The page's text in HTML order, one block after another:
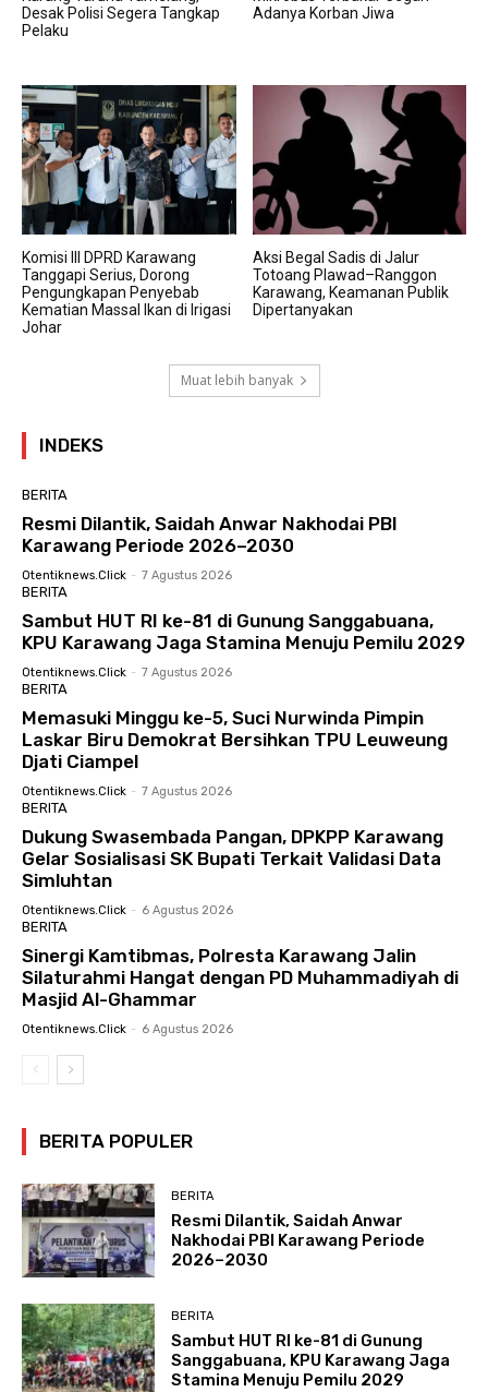
Desak Polisi Segera Tangkap
Pelaku
Adanya Korban Jiwa
Komisi III DPRD Karawang
Tanggapi Serius, Dorong
Pengungkapan Penyebab
Kematian Massal Ikan di Irigasi
Johar
Aksi Begal Sadis di Jalur
Totoang Plawad–Ranggon
Karawang, Keamanan Publik
Dipertanyakan
Muat lebih banyak
INDEKS
BERITA
Resmi Dilantik, Saidah Anwar Nakhodai PBI
Karawang Periode 2026–2030
Otentiknews.click - 7 Agustus 2026
BERITA
Sambut HUT RI ke-81 di Gunung Sanggabuana,
KPU Karawang Jaga Stamina Menuju Pemilu 2029
Otentiknews.click - 7 Agustus 2026
BERITA
Memasuki Minggu ke-5, Suci Nurwinda Pimpin
Laskar Biru Demokrat Bersihkan TPU Leuweung
Djati Ciampel
Otentiknews.click - 7 Agustus 2026
BERITA
Dukung Swasembada Pangan, DPKPP Karawang
Gelar Sosialisasi SK Bupati Terkait Validasi Data
Simluhtan
Otentiknews.click - 6 Agustus 2026
BERITA
Sinergi Kamtibmas, Polresta Karawang Jalin
Silaturahmi Hangat dengan PD Muhammadiyah di
Masjid Al-Ghammar
Otentiknews.click - 6 Agustus 2026
BERITA POPULER
BERITA
Resmi Dilantik, Saidah Anwar
Nakhodai PBI Karawang Periode
2026–2030
BERITA
Sambut HUT RI ke-81 di Gunung
Sanggabuana, KPU Karawang Jaga
Stamina Menuju Pemilu 2029